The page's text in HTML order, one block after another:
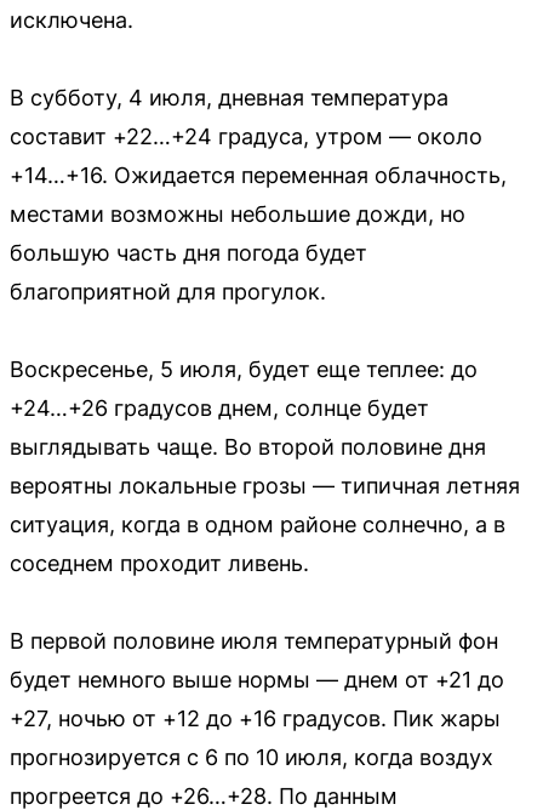
исключена.
В субботу, 4 июля, дневная температура
составит +22…+24 градуса, утром — около
+14…+16. Ожидается переменная облачность,
местами возможны небольшие дожди, но
большую часть дня погода будет
благоприятной для прогулок.
Воскресенье, 5 июля, будет еще теплее: до
+24…+26 градусов днем, солнце будет
выглядывать чаще. Во второй половине дня
вероятны локальные грозы — типичная летняя
ситуация, когда в одном районе солнечно, а в
соседнем проходит ливень.
В первой половине июля температурный фон
будет немного выше нормы — днем от +21 до
+27, ночью от +12 до +16 градусов. Пик жары
прогнозируется с 6 по 10 июля, когда воздух
прогреется до +26…+28. По данным